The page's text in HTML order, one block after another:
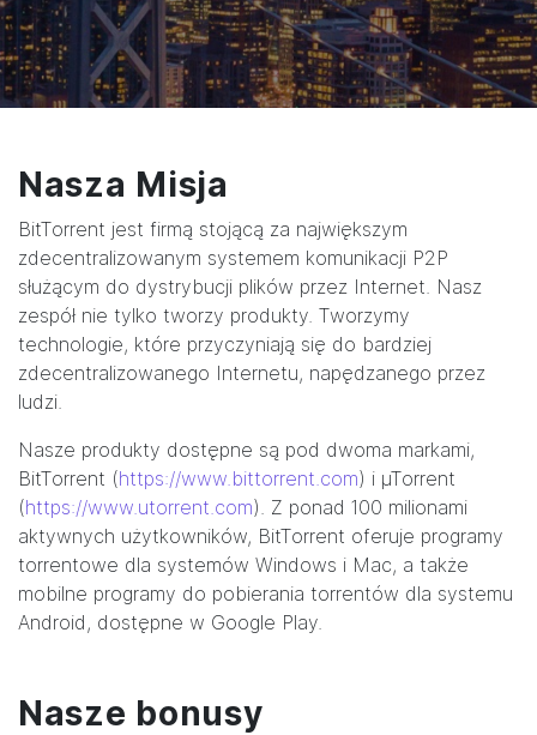
Nasza Misja
BitTorrent jest firmą stojącą za największym
zdecentralizowanym systemem komunikacji P2P
służącym do dystrybucji plików przez Internet. Nasz
zespół nie tylko tworzy produkty. Tworzymy
technologie, które przyczyniają się do bardziej
zdecentralizowanego Internetu, napędzanego przez
ludzi.
Nasze produkty dostępne są pod dwoma markami,
BitTorrent (https://www.bittorrent.com) i µTorrent
(https://www.utorrent.com). Z ponad 100 milionami
aktywnych użytkowników, BitTorrent oferuje programy
torrentowe dla systemów Windows i Mac, a także
mobilne programy do pobierania torrentów dla systemu
Android, dostępne w Google Play.
Nasze bonusy